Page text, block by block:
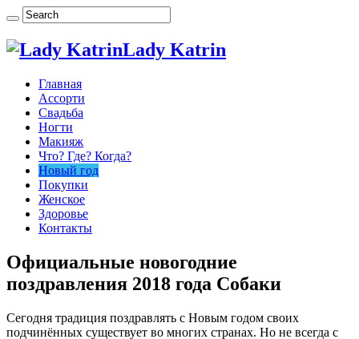
Lady Katrin
Главная
Ассорти
Свадьба
Ногти
Макияж
Что? Где? Когда?
Новый год
Покупки
Женское
Здоровье
Контакты
Официальные новогодние
поздравления 2018 года Собаки
Сегодня традиция поздравлять с Новым годом своих
подчинённых существует во многих странах. Но не всегда с